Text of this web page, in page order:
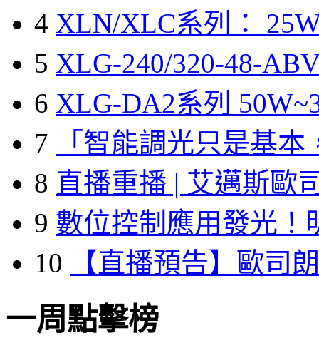
4 XLN/XLC系列：
5 XLG-240/320-48-
6 XLG-DA2系列
7
「智能調光只是基本
8 直播重播 | 艾邁斯歐
9 數位控制應用發光！
10
【直播預告】歐司
一周點擊榜